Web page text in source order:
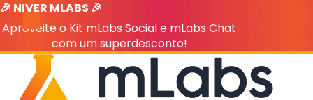
Ir
para
conteúdo
🎉 NIVER MLABS 🎉
Aproveite o Kit mLabs Social e mLabs Chat
com um superdesconto!